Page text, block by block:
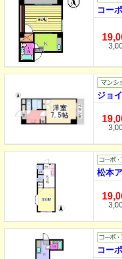
コー
ジョ
松本
コー